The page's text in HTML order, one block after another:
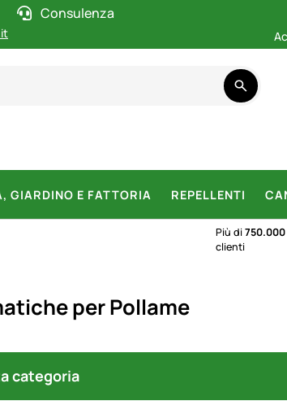
Consulenza
GIARDINO E FATTORIA REPELLENTI
Più di750.000
clienti
per Pollame
categoria